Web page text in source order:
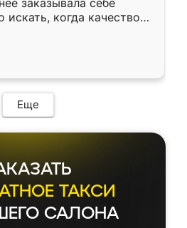
заказывала себе
искать, когда качеством
кухня уже почти
нет.
Еще
ТАКСИ
САЛОНА